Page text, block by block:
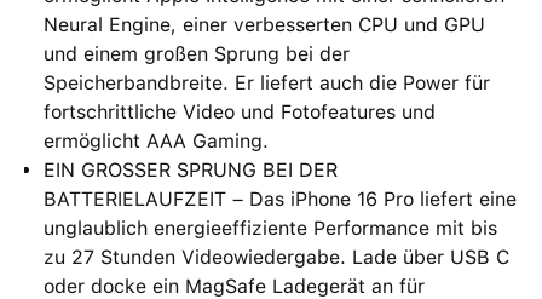
Neural Engine, einer verbesserten CPU und GPU
und einem großen Sprung bei der
Speicherbandbreite. Er liefert auch die Power für
fortschrittliche Video und Fotofeatures und
ermöglicht AAA Gaming.
EIN GROSSER SPRUNG BEI DER
BATTERIELAUFZEIT – Das iPhone 16 Pro liefert eine
unglaublich energieeffiziente Performance mit bis
zu 27 Stunden Videowiedergabe. Lade über USB C
oder docke ein MagSafe Ladegerät an für